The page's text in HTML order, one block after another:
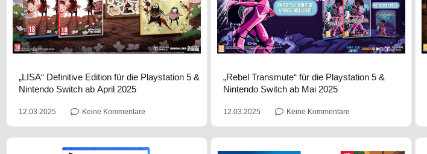
„LISA“ Definitive Edition für die Playstation 5 &
Nintendo Switch ab April 2025
12.03.2025 Keine Kommentare
„Rebel Transmute“ für die Playstation 5 &
Nintendo Switch ab Mai 2025
12.03.2025 Keine Kommentare